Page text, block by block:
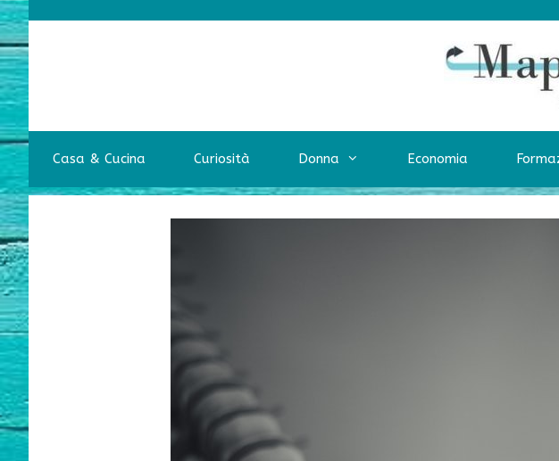
Vai
al
contenuto
Casa & Cucina Curiosità Donna Economia